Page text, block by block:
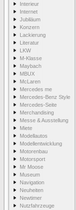
Interieur
Internet
Jubiläum
Konzern
Lackierung
Literatur
LKW
M-Klasse
Maybach
MBUX
McLaren
Mercedes me
Mercedes-Benz Style
Mercedes-Seite
Merchandising
Messe & Ausstellung
Miete
Modellautos
Modellentwicklung
Motorenbau
Motorsport
Mr Moose
Museum
Navigation
Neuheiten
Newtimer
Nutzfahrzeuge